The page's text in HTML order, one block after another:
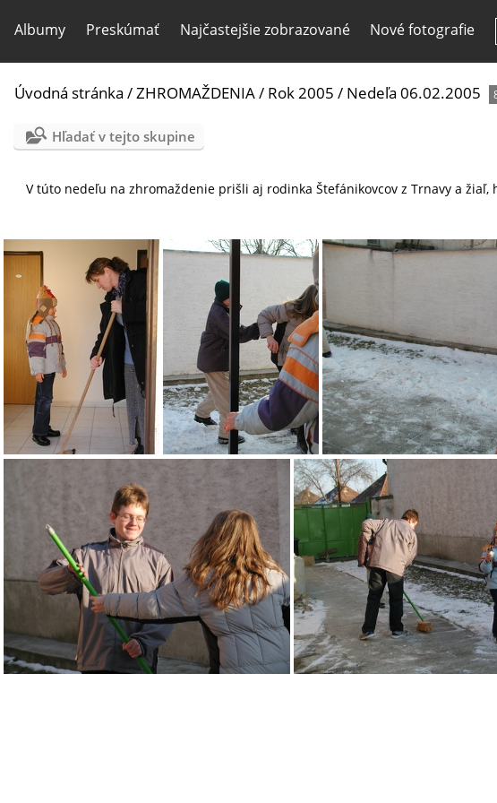
Albumy Preskúmať Najčastejšie zobrazované Nové fotografie
Úvodná stránka /ZHROMAŽDENIA/ Rok 2005 / Nedeľa 06.02.2005
Hľadať v tejto skupine
V túto nedeľu na zhromaždenie prišli aj rodinka Štefánikovcov z Trnavy a
P2061394 P2061395 P2061396